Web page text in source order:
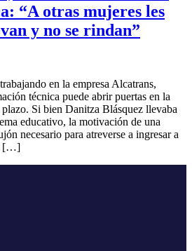
“A otras mujeres les
y no se rindan”
en la empresa Alcatrans,
técnica puede abrir puertas en la
Si bien Danitza Blásquez llevaba
educativo, la motivación de una
necesario para atreverse a ingresar a
[…]